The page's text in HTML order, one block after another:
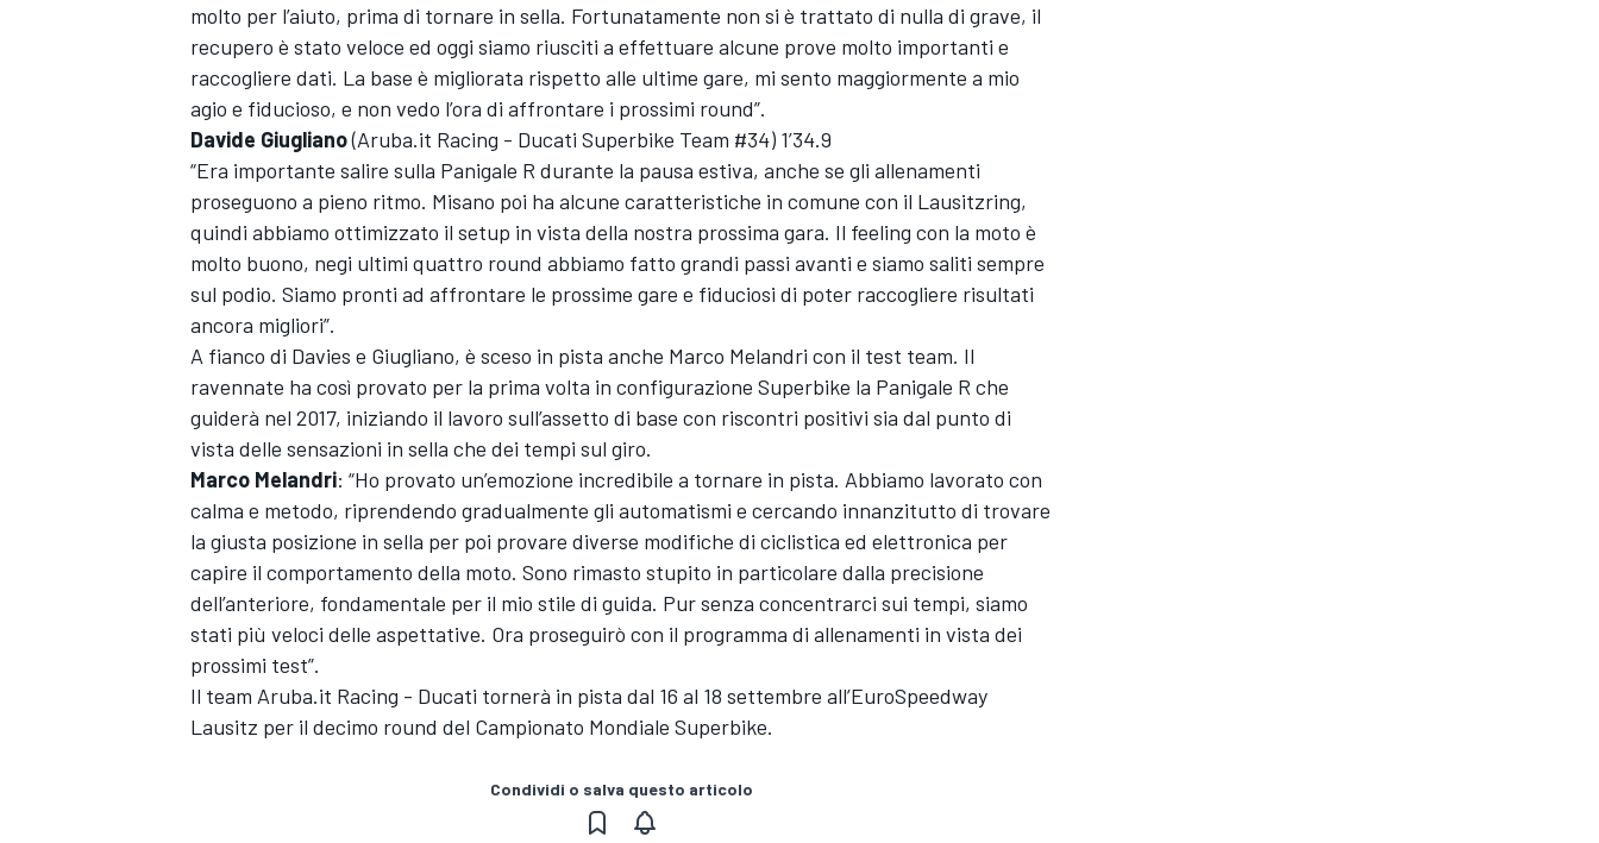
ENDURANCE/GT
molto per l’aiuto, prima di tornare in sella. Fortunatamente non si è trattato di nulla di grave, il
recupero è stato veloce ed oggi siamo riusciti a effettuare alcune prove molto importanti e
raccogliere dati. La base è migliorata rispetto alle ultime gare, mi sento maggiormente a mio
agio e fiducioso, e non vedo l’ora di affrontare i prossimi round”.
Davide Giugliano(Aruba.it Racing - Ducati Superbike Team #34) 1’34.9
“Era importante salire sulla Panigale R durante la pausa estiva, anche se gli allenamenti
proseguono a pieno ritmo. Misano poi ha alcune caratteristiche in comune con il Lausitzring,
quindi abbiamo ottimizzato il setup in vista della nostra prossima gara. Il feeling con la moto è
molto buono, negi ultimi quattro round abbiamo fatto grandi passi avanti e siamo saliti sempre
sul podio. Siamo pronti ad affrontare le prossime gare e fiduciosi di poter raccogliere risultati
ancora migliori”.
A fianco di Davies e Giugliano, è sceso in pista anche Marco Melandri con il test team. Il
ravennate ha così provato per la prima volta in configurazione Superbike la Panigale R che
guiderà nel 2017, iniziando il lavoro sull’assetto di base con riscontri positivi sia dal punto di
vista delle sensazioni in sella che dei tempi sul giro.
Marco Melandri: “Ho provato un’emozione incredibile a tornare in pista. Abbiamo lavorato con
calma e metodo, riprendendo gradualmente gli automatismi e cercando innanzitutto di trovare
la giusta posizione in sella per poi provare diverse modifiche di ciclistica ed elettronica per
capire il comportamento della moto. Sono rimasto stupito in particolare dalla precisione
dell’anteriore, fondamentale per il mio stile di guida. Pur senza concentrarci sui tempi, siamo
stati più veloci delle aspettative. Ora proseguirò con il programma di allenamenti in vista dei
prossimi test”.
Il team Aruba.it Racing - Ducati tornerà in pista dal 16 al 18 settembre all’EuroSpeedway
Lausitz per il decimo round del Campionato Mondiale Superbike.
Condividi o salva questo articolo